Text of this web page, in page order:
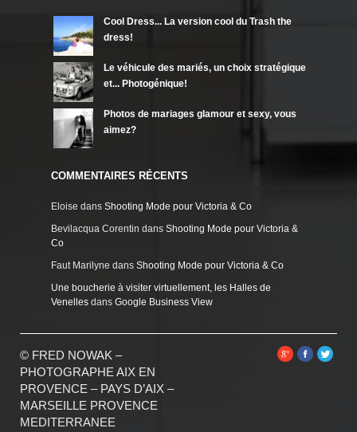
Cool Dress... La version cool du Trash the
dress!
Le véhicule des mariés, un choix stratégique
et... Photogénique!
Photos de mariages glamour et sexy, vous
aimez?
COMMENTAIRES RÉCENTS
Eloise dans Shooting Mode pour Victoria & Co
Bevilacqua Corentin dans Shooting Mode pour Victoria &
Co
Faut Marilyne dans Shooting Mode pour Victoria & Co
Une boucherie à visiter virtuellement, les Halles de
Venelles dans Google Business View
© FRED NOWAK –
PHOTOGRAPHE AIX EN
PROVENCE – PAYS D’AIX –
MARSEILLE PROVENCE
MEDITERRANEE